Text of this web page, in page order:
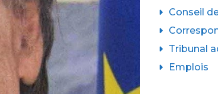
Conseil
Tribunal
Emplois